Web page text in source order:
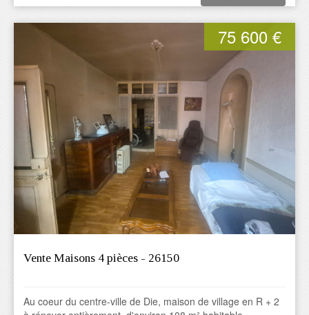
75 600 €
Vente Maisons 4 pièces - 26150
Au coeur du centre-ville de Die, maison de village en R + 2